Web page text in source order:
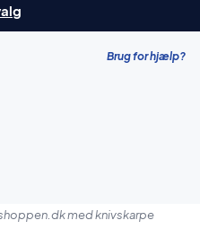
Brug for hjælp?
med knivskarpe